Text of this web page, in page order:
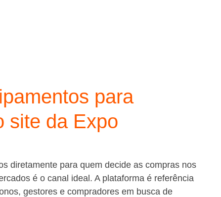
para
site da Expo
diretamente para quem decide as compras nos
é o canal ideal. A plataforma é referência
gestores e compradores em busca de